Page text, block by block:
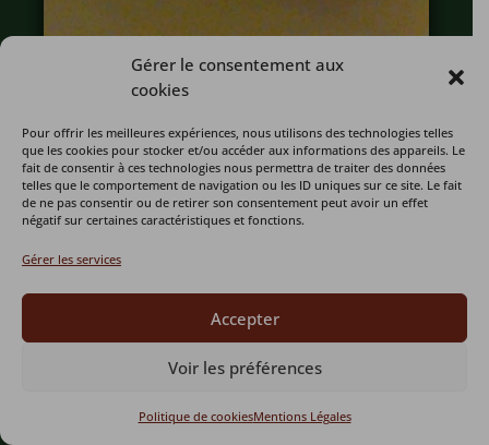
Gérer le consentement aux
cookies
Pour offrir les meilleures expériences, nous utilisons des technologies telles
que les cookies pour stocker et/ou accéder aux informations des appareils. Le
fait de consentir à ces technologies nous permettra de traiter des données
telles que le comportement de navigation ou les ID uniques sur ce site. Le fait
de ne pas consentir ou de retirer son consentement peut avoir un effet
négatif sur certaines caractéristiques et fonctions.
Gérer les services
Accepter
Voir les préférences
Politique de cookiesMentions Légales